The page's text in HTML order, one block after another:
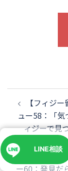
投
ビ
ゲ
ー
シ
ョ
【フィジ
ュー58：「
ィジーで見
【フィジー留
ー60：発見だ
LINE相談